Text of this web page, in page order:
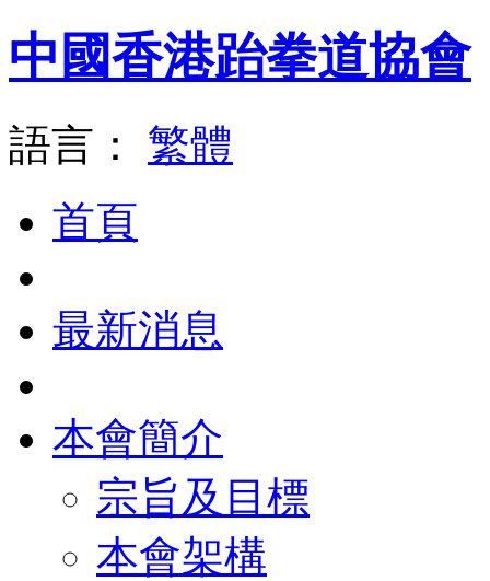
中國香港跆拳道協會
語言： 繁體
首頁
最新消息
本會簡介
宗旨及目標
本會架構